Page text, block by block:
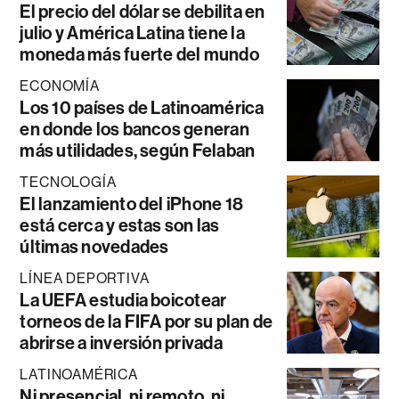
El precio del dólar se debilita en
julio y América Latina tiene la
moneda más fuerte del mundo
ECONOMÍA
Los 10 países de Latinoamérica
en donde los bancos generan
más utilidades, según Felaban
TECNOLOGÍA
El lanzamiento del iPhone 18
está cerca y estas son las
últimas novedades
LÍNEA DEPORTIVA
La UEFA estudia boicotear
torneos de la FIFA por su plan de
abrirse a inversión privada
LATINOAMÉRICA